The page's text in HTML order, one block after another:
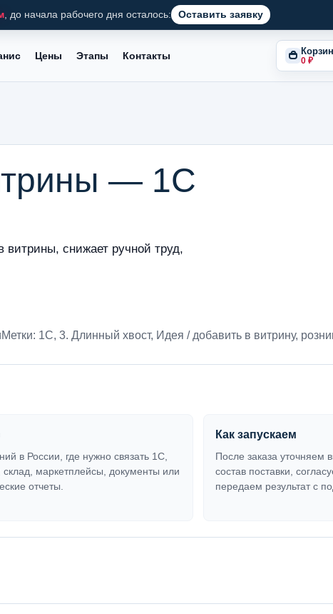
, до начала рабочего дня осталось: Оставить заявку
Цены Этапы Контакты 0 ₽
— 1С
витрины, снижает ручной труд,
Метки: 1С, 3. Длинный хвост, Идея / добавить в витрину,
в России, где нужно связать 1С,
склад, маркетплейсы, документы или
отчеты.
Как запускаем
После заказа уточняем
состав поставки,
передаем результат с